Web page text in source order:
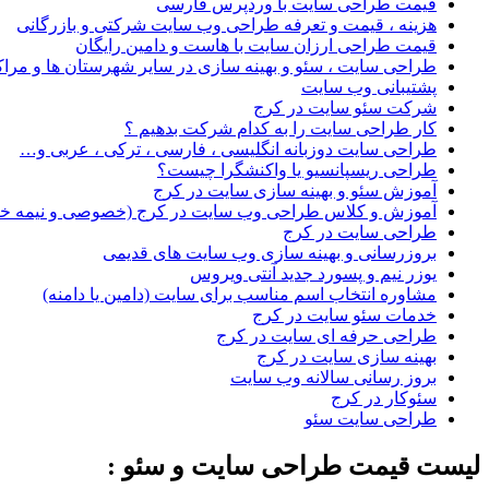
قیمت طراحی سایت با وردپرس فارسی
هزینه ، قیمت و تعرفه طراحی وب سایت شرکتی و بازرگانی
قیمت طراحی ارزان سایت با هاست و دامین رایگان
طراحی سایت ، سئو و بهینه سازی در سایر شهرستان ها و
پشتیبانی وب سایت
شرکت سئو سایت در کرج
کار طراحی سایت را به کدام شرکت بدهیم ؟
طراحی سایت دوزبانه انگلیسی ، فارسی ، ترکی ، عربی و…
طراحی ریسپانسیو یا واکنشگرا چیست؟
آموزش سئو و بهینه سازی سایت در کرج
آموزش و کلاس طراحی وب سایت در کرج (خصوصی و
طراحی سایت در کرج
بروزرسانی و بهینه سازی وب سایت های قدیمی
یوزر نیم و پسورد جدید آنتی ویروس
مشاوره انتخاب اسم مناسب برای سایت (دامین یا دامنه)
خدمات سئو سایت در کرج
طراحی حرفه ای سایت در کرج
بهینه سازی سایت در کرج
بروز رسانی سالانه وب سایت
سئوکار در کرج
طراحی سایت سئو
لیست قیمت طراحی سایت و سئو :